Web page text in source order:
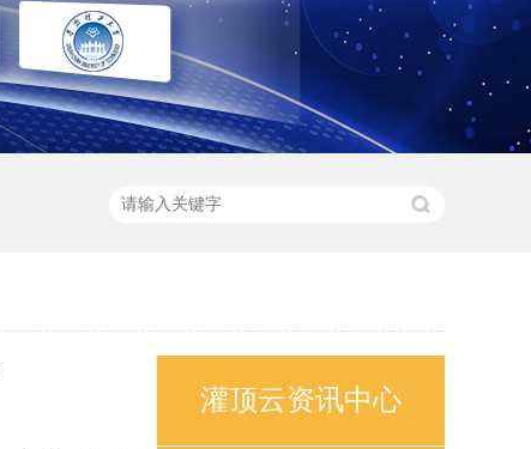
灌顶云资讯中心